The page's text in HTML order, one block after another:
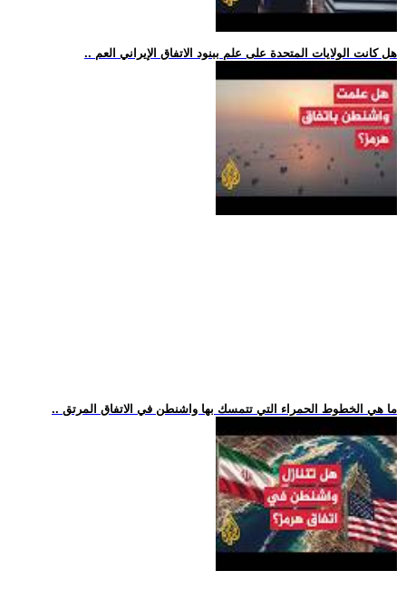
.. هل كانت الولايات المتحدة على علم ببنود الاتفاق الإيراني العم
.. ما هي الخطوط الحمراء التي تتمسك بها واشنطن في الاتفاق المرتق